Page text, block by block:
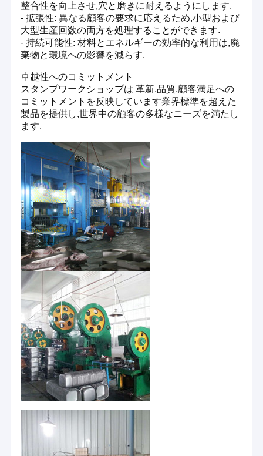
整合性を向上させ,穴と磨きに耐えるようにします.
- 拡張性: 異なる顧客の要求に応えるため,小型および
大型生産回数の両方を処理することができます.
- 持続可能性: 材料とエネルギーの効率的な利用は,廃
棄物と環境への影響を減らす.
卓越性へのコミットメント
スタンプワークショップは 革新,品質,顧客満足への
コミットメントを反映しています業界標準を超えた
製品を提供し,世界中の顧客の多様なニーズを満たし
ます.